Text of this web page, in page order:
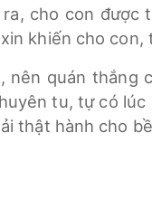
cho con được
khiến cho
nên quán thắng
tu, tự có
thật hành cho